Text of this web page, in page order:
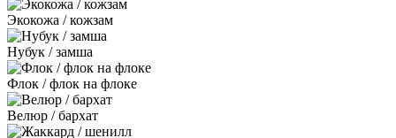
Экокожа / кожзам
Нубук / замша
Флок / флок на флоке
Велюр / бархат